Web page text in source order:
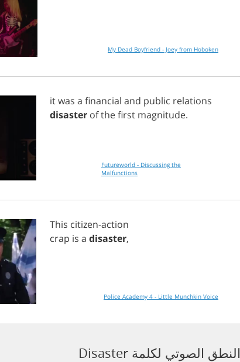
My Dead Boyfriend - Joey from Hoboken
itwas a financial and public relations
disaster ofthefirst magnitude.
Futureworld - Discussing the
Malfunctions
This citizen-action
crap is a disaster,
Police Academy 4 - Little Munchkin Voice
النطق الصوتي لكلمة Disaster